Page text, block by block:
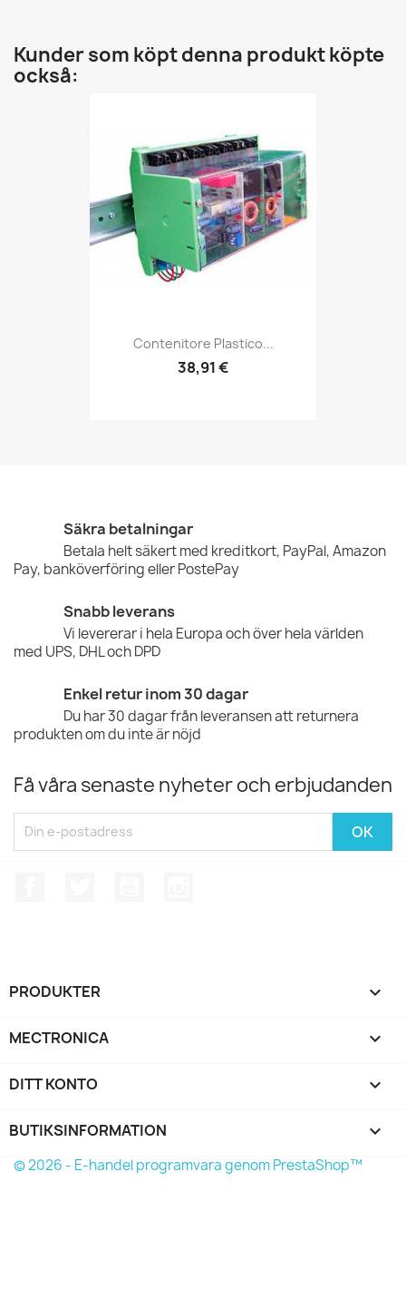
Kunder som köpt denna produkt köpte
också:
Contenitore Plastico...
38,91 €
Säkra betalningar
Betala helt säkert med kreditkort, PayPal, Amazon
Pay, banköverföring eller PostePay
Snabb leverans
Vi levererar i hela Europa och över hela världen
med UPS, DHL och DPD
Enkel retur inom 30 dagar
Du har 30 dagar från leveransen att returnera
produkten om du inte är nöjd
Få våra senaste nyheter och erbjudanden
PRODUKTER 
MECTRONICA 
DITT KONTO 
BUTIKSINFORMATION keyboard_arrow_down
© 2026 - E-handel programvara genom PrestaShop™